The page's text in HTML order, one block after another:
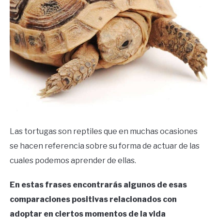
Frases
Las tortugas son reptiles que en muchas ocasiones
se hacen referencia sobre su forma de actuar de las
cuales podemos aprender de ellas.
En estas frases encontrarás algunos de esas
comparaciones positivas relacionados con
adoptar en ciertos momentos de la vida